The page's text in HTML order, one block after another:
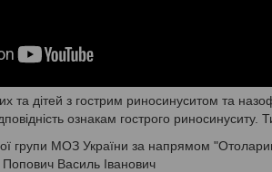
та дітей з гострим риносинуситом та
ознакам гострого риносинуситу.
групи МОЗ України за напрямом
Василь Іванович